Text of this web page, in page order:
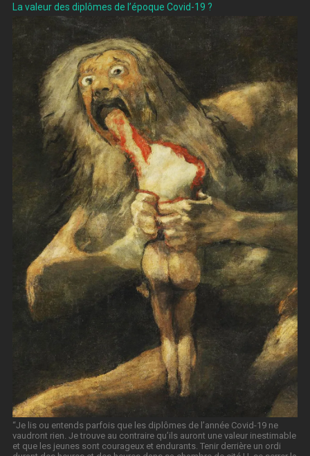
La valeur des diplômes de l’époque Covid-19 ?
“Je lis ou entends parfois que les diplômes de l’année Covid-19 ne
vaudront rien. Je trouve au contraire qu’ils auront une valeur inestimable
et que les jeunes sont courageux et endurants. Tenir derrière un ordi